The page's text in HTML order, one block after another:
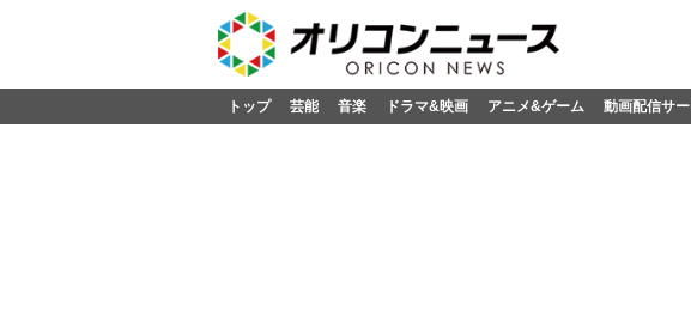
トップ 芸能 音楽 ドラマ&映画 アニメ&ゲーム 動画配信サ